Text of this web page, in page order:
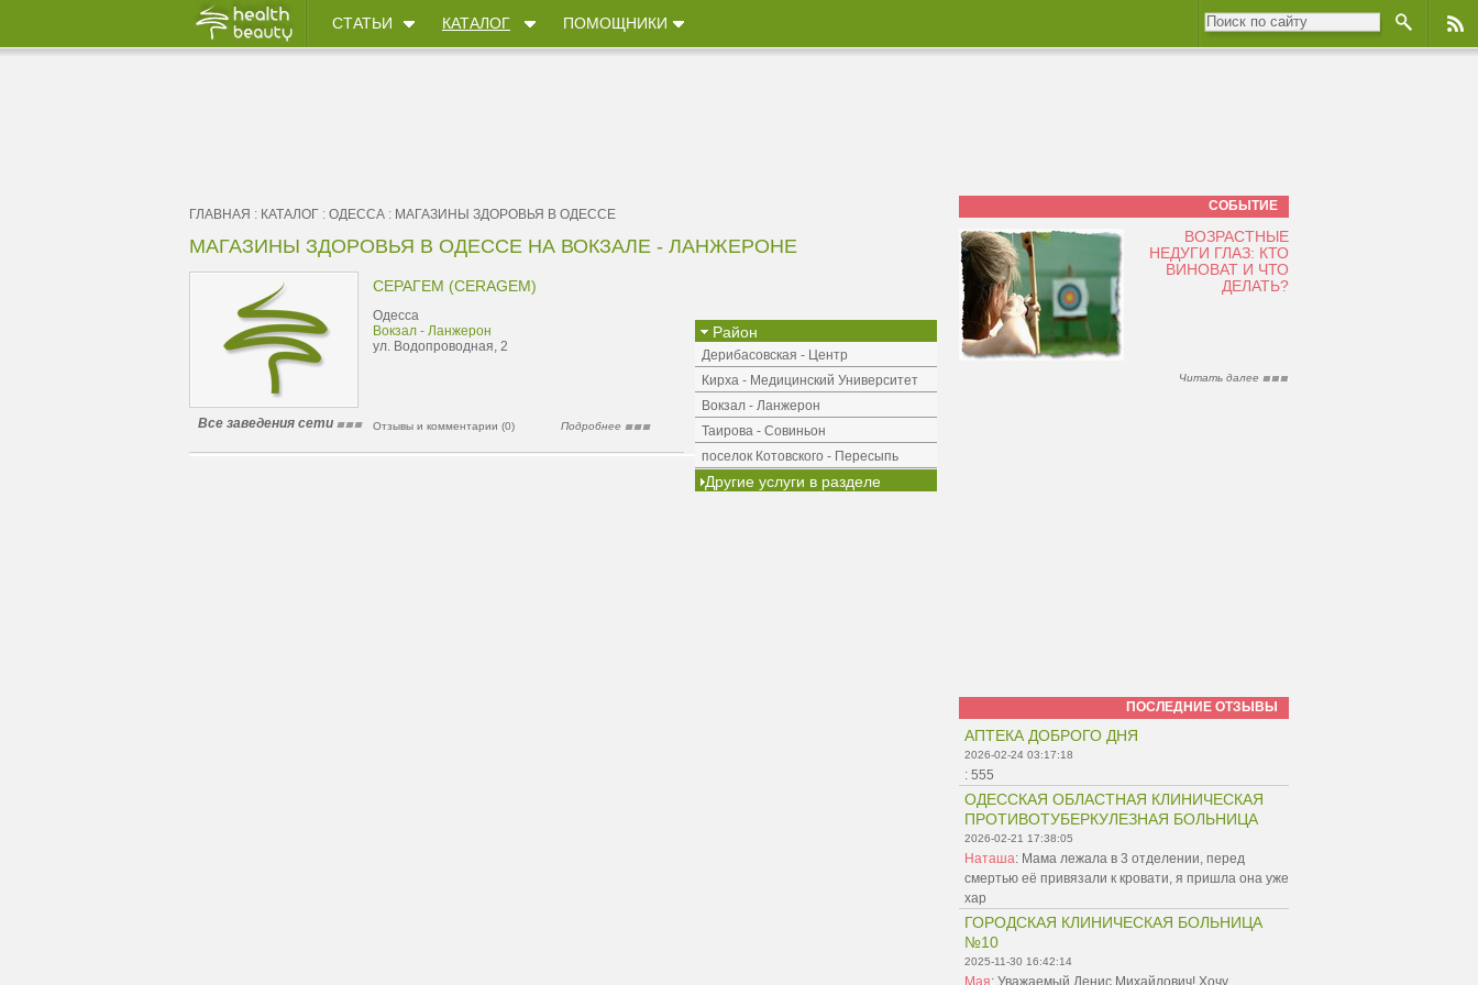
СТАТЬИ КАТАЛОГ ПОМОЩНИКИ
ГЛАВНАЯ : КАТАЛОГ : ОДЕССА : МАГАЗИНЫ ЗДОРОВЬЯ В ОДЕССЕ
МАГАЗИНЫ ЗДОРОВЬЯ В ОДЕССЕ НА ВОКЗАЛЕ - ЛАНЖЕРОНЕ
СЕРАГЕМ (CERAGEM)
Одесса
Вокзал - Ланжерон
ул. Водопроводная, 2
Все заведения сети Отзывы и комментарии (0) Подробнее
Район
Дерибасовская - Центр
Кирха - Медицинский Университет
Вокзал - Ланжерон
Таирова - Совиньон
поселок Котовского - Пересыпь
Другие услуги в разделе
СОБЫТИЕ
ВОЗРАСТНЫЕ
НЕДУГИ ГЛАЗ: КТО
ВИНОВАТ И ЧТО
ДЕЛАТЬ?
Читать далее
ПОСЛЕДНИЕ ОТЗЫВЫ
АПТЕКА ДОБРОГО ДНЯ
2026-02-24 03:17:18
: 555
ОДЕССКАЯ ОБЛАСТНАЯ КЛИНИЧЕСКАЯ
ПРОТИВОТУБЕРКУЛЕЗНАЯ БОЛЬНИЦА
2026-02-21 17:38:05
Наташа: Мама лежала в 3 отделении, перед
смертью её привязали к кровати, я пришла она уже
хар
ГОРОДСКАЯ КЛИНИЧЕСКАЯ БОЛЬНИЦА
№10
2025-11-30 16:42:14
Мая: Уважаемый Денис Михайлович! Хочу